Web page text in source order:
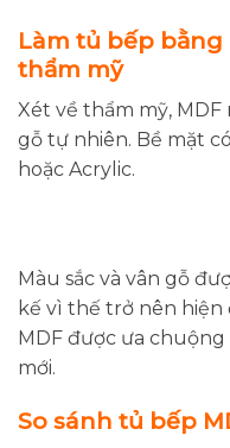
Làm tủ bếp
thẩm mỹ
Xét về thẩm mỹ,
gỗ tự nhiên. Bề mặt
hoặc Acrylic.
Màu sắc và vân gỗ
kế vì thế trở nên hiện
MDF được ưa
mới.
So sánh tủ bếp